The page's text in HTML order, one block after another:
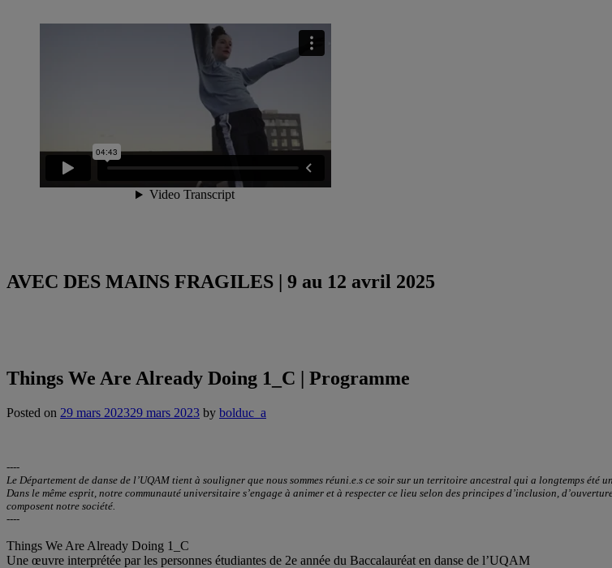
AVEC DES MAINS FRAGILES | 9 au 12 avril 2025
Things We Are Already Doing 1_C | Programme
Posted on 29 mars 202329 mars 2023 by bolduc_a
----
Le Département de danse de l’UQAM tient à souligner que nous sommes réuni.e.s ce soir sur un territoire ancestral qui a longtemps
Dans le même esprit, notre communauté universitaire s’engage à animer et à respecter ce lieu selon des principes d’inclusion,
composent notre société.
----
Things We Are Already Doing 1_C
Une œuvre interprétée par les personnes étudiantes de 2e année du Baccalauréat en danse de l’UQAM